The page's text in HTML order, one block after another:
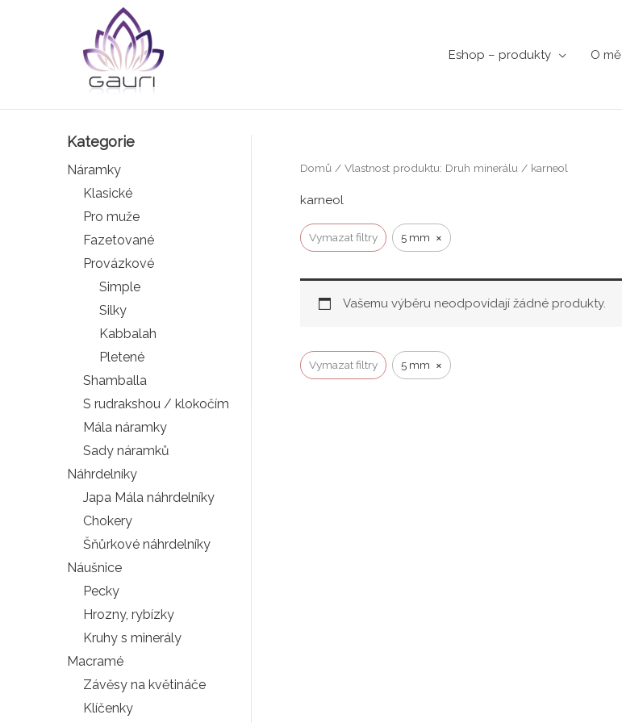
Eshop – produkty O mě
Kategorie
Náramky
Klasické
Pro muže
Fazetované
Provázkové
Simple
Silky
Kabbalah
Pletené
Shamballa
S rudrakshou / klokočím
Mála náramky
Sady náramků
Náhrdelníky
Japa Mála náhrdelníky
Chokery
Šňůrkové náhrdelníky
Náušnice
Pecky
Hrozny, rybízky
Kruhy s minerály
Macramé
Závěsy na květináče
Klíčenky
Domů / Vlastnost produktu: Druh minerálu / karneol
karneol
Vymazat filtry 5 mm ×
Vašemu výběru neodpovídají žádné produkty.
Vymazat filtry 5 mm ×